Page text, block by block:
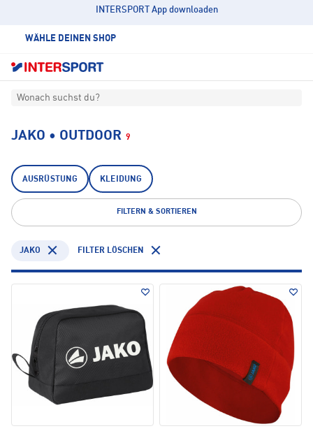
INTERSPORT App downloaden
WÄHLE DEINEN SHOP
Wonach suchst du?
JAKO • OUTDOOR 9
AUSRÜSTUNG KLEIDUNG
FILTERN & SORTIEREN
JAKO FILTER LÖSCHEN